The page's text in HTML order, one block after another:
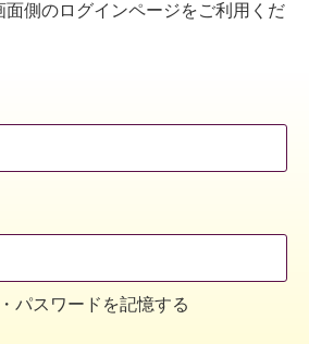
側のログインページをご利用くだ
パスワードを記憶する